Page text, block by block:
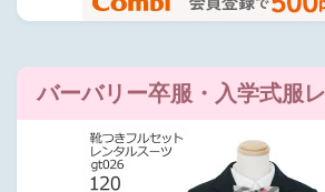
バーバリー卒服・入学式服